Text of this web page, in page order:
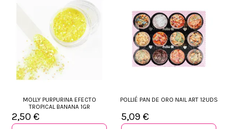
MOLLY PURPURINA EFECTO
TROPICAL BANANA 1GR
2,50 €
POLLIÉ PAN DE ORO NAIL ART 12UDS
5,09 €